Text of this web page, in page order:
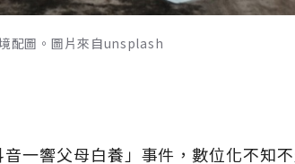
配圖。圖片來自unsplash
一響父母白養」事件，數位化不知